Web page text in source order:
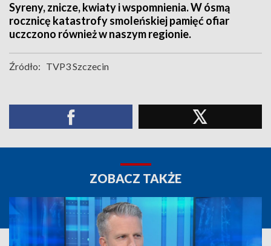
Syreny, znicze, kwiaty i wspomnienia. W ósmą
rocznicę katastrofy smoleńskiej pamięć ofiar
uczczono również w naszym regionie.
Źródło: TVP3 Szczecin
ZOBACZ TAKŻE